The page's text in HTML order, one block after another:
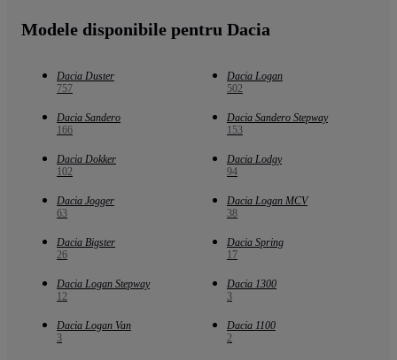
Modele disponibile pentru Dacia
Dacia Duster
757
Dacia Logan
502
Dacia Sandero
166
Dacia Sandero Stepway
153
Dacia Dokker
102
Dacia Lodgy
94
Dacia Jogger
63
Dacia Logan MCV
38
Dacia Bigster
26
Dacia Spring
17
Dacia Logan Stepway
12
Dacia 1300
3
Dacia Logan Van
3
Dacia 1100
2